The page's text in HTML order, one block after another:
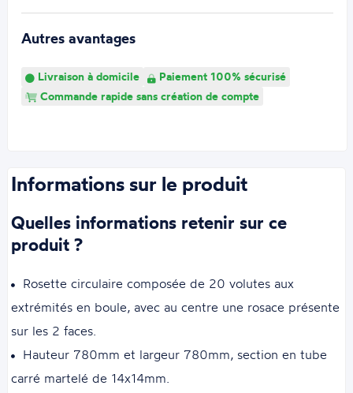
Autres avantages
Livraison à domicile
Paiement 100% sécurisé
Commande rapide sans création de compte
Informations sur le produit
Quelles informations retenir sur ce
produit ?
Rosette circulaire composée de 20 volutes aux
extrémités en boule, avec au centre une rosace présente
sur les 2 faces.
Hauteur 780mm et largeur 780mm, section en tube
carré martelé de 14x14mm.